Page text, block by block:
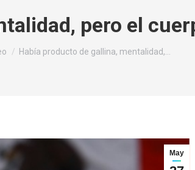
pero el
Había producto de gallina, mentalidad,…
May